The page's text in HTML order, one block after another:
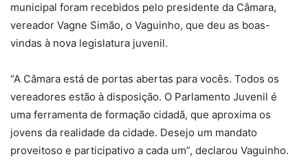
municipal foram recebidos pelo presidente da Câmara,
vereador Vagne Simão, o Vaguinho, que deu as boas-
vindas à nova legislatura juvenil.
“A Câmara está de portas abertas para vocês. Todos os
vereadores estão à disposição. O Parlamento Juvenil é
uma ferramenta de formação cidadã, que aproxima os
jovens da realidade da cidade. Desejo um mandato
proveitoso e participativo a cada um”, declarou Vaguinho.